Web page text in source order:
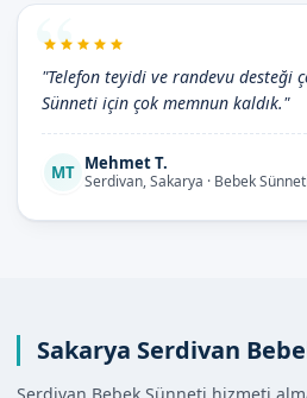
"Telefon teyidi ve randevu desteği
Sünneti için çok memnun kaldık."
MT Mehmet T.
Serdivan, Sakarya · Bebek Sünneti
Sakarya Serdivan